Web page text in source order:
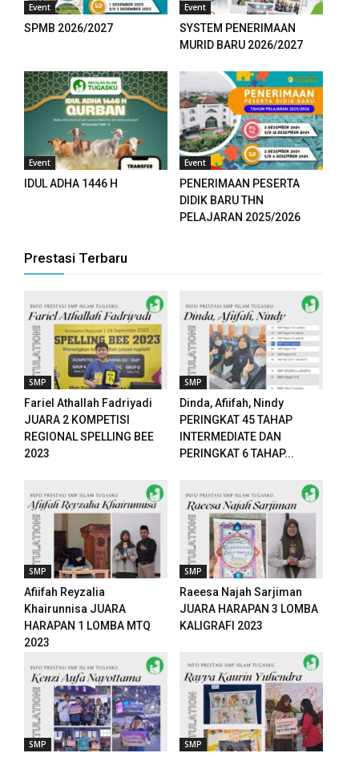
Event
SPMB 2026/2027
Event
SYSTEM PENERIMAAN
MURID BARU 2026/2027
Event
IDUL ADHA 1446 H
Event
PENERIMAAN PESERTA
DIDIK BARU THN
PELAJARAN 2025/2026
Prestasi Terbaru
SMP
Fariel Athallah Fadriyadi
JUARA 2 KOMPETISI
REGIONAL SPELLING BEE
2023
SMP
Dinda, Afiifah, Nindy
PERINGKAT 45 TAHAP
INTERMEDIATE DAN
PERINGKAT 6 TAHAP...
SMP
Afiifah Reyzalia
Khairunnisa JUARA
HARAPAN 1 LOMBA MTQ
2023
SMP
Raeesa Najah Sarjiman
JUARA HARAPAN 3 LOMBA
KALIGRAFI 2023
SMP SMP